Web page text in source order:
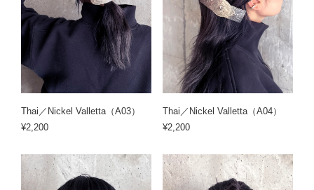
Thai／Nickel Valletta（A03）
¥2,200
Thai／Nickel Valletta（A04）
¥2,200